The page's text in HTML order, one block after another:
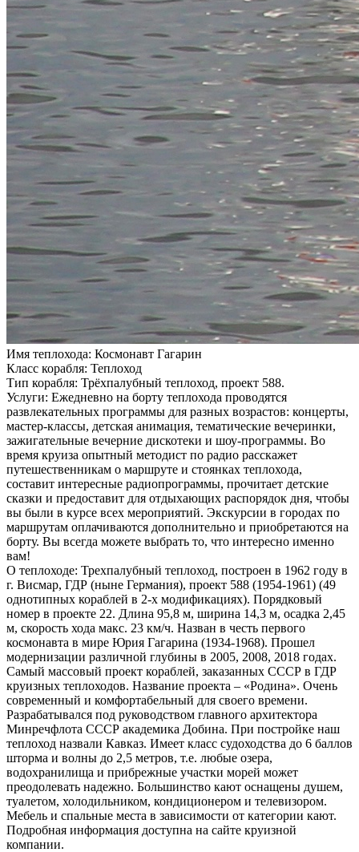
Имя теплохода: Космонавт Гагарин
Класс корабля: Теплоход
Тип корабля: Трёхпалубный теплоход, проект 588.
Услуги: Ежедневно на борту теплохода проводятся
развлекательных программы для разных возрастов: концерты,
мастер-классы, детская анимация, тематические вечеринки,
зажигательные вечерние дискотеки и шоу-программы. Во
время круиза опытный методист по радио расскажет
путешественникам о маршруте и стоянках теплохода,
составит интересные радиопрограммы, прочитает детские
сказки и предоставит для отдыхающих распорядок дня, чтобы
вы были в курсе всех мероприятий. Экскурсии в городах по
маршрутам оплачиваются дополнительно и приобретаются на
борту. Вы всегда можете выбрать то, что интересно именно
вам!
О теплоходе: Трехпалубный теплоход, построен в 1962 году в
г. Висмар, ГДР (ныне Германия), проект 588 (1954-1961) (49
однотипных кораблей в 2-х модификациях). Порядковый
номер в проекте 22. Длина 95,8 м, ширина 14,3 м, осадка 2,45
м, скорость хода макс. 23 км/ч. Назван в честь первого
космонавта в мире Юрия Гагарина (1934-1968). Прошел
модернизации различной глубины в 2005, 2008, 2018 годах.
Самый массовый проект кораблей, заказанных СССР в ГДР
круизных теплоходов. Название проекта – «Родина». Очень
современный и комфортабельный для своего времени.
Разрабатывался под руководством главного архитектора
Минречфлота СССР академика Добина. При постройке наш
теплоход назвали Кавказ. Имеет класс судоходства до 6 баллов
шторма и волны до 2,5 метров, т.е. любые озера,
водохранилища и прибрежные участки морей может
преодолевать надежно. Большинство кают оснащены душем,
туалетом, холодильником, кондиционером и телевизором.
Мебель и спальные места в зависимости от категории кают.
Подробная информация доступна на сайте круизной
компании.